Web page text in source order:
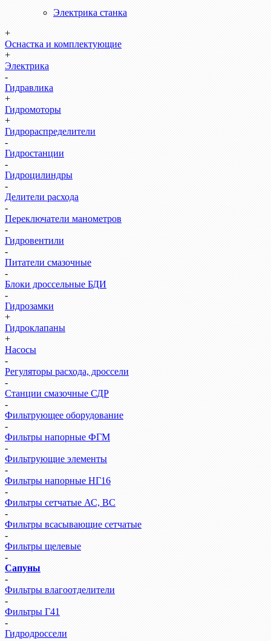
Электрика станка
+
Оснастка и комплектующие
+
Электрика
-
Гидравлика
+
Гидромоторы
+
Гидрораспределители
-
Гидростанции
-
Гидроцилиндры
-
Делители расхода
-
Переключатели манометров
-
Гидровентили
-
Питатели смазочные
-
Блоки дроссельные БДИ
-
Гидрозамки
+
Гидроклапаны
+
Насосы
-
Регуляторы расхода, дроссели
-
Станции смазочные СДР
-
Фильтрующее оборудование
-
Фильтры напорные ФГМ
-
Фильтрующие элементы
-
Фильтры напорные НГ16
-
Фильтры сетчатые АС, ВС
-
Фильтры всасывающие сетчатые
-
Фильтры щелевые
-
Сапуны
-
Фильтры влагоотделители
-
Фильтры Г41
-
Гидродроссели